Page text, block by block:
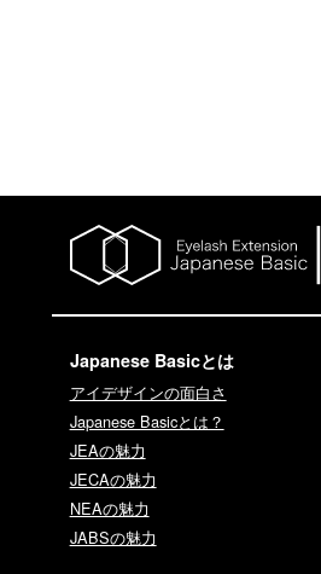
Japanese Basicとは
アイデザインの面白さ
Japanese Basicとは？
JEAの魅力
JECAの魅力
NEAの魅力
JABSの魅力